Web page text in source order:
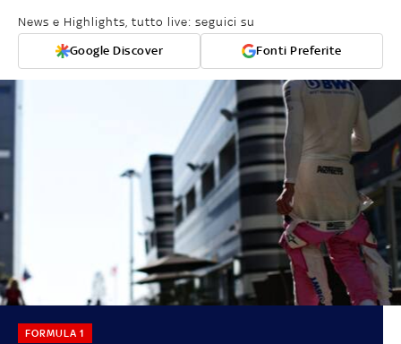
News e Highlights, tutto live: seguici su
Google Discover Fonti Preferite
FORMULA 1